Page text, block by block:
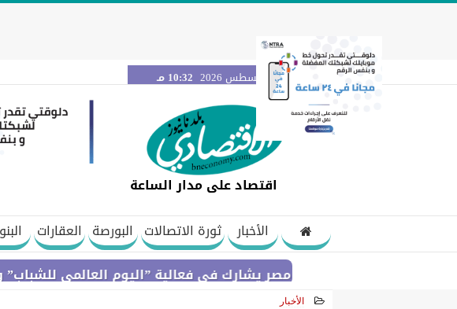
الجمعة 7 أغسطس 2026 10:32 مـ
اقتصاد على مدار الساعة
الأخبار
ثورة الاتصالات البورصة العقارات
بنك مصر يشارك في فعالية ”اليوم العالمي للشباب” ويقدم
الأخبار